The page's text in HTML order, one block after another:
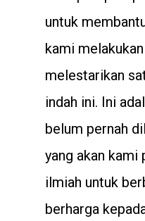
untuk
kami
melestarikan
indah ini. Ini
belum pernah
yang akan kami
ilmiah untuk
berharga